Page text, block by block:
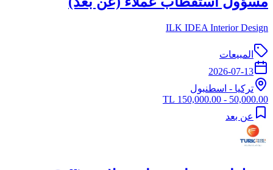
ILK IDEA Interior Design
المبيعات
2026-07-13
تركيا - اسطنبول
50,000.00 - 150,000.00 TL
عن بعد